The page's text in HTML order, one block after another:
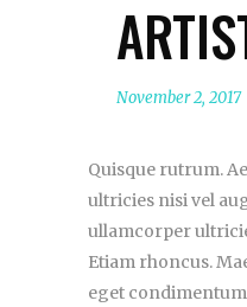
November 2, 2017
Quisque rutrum.
ultricies nisi vel
ullamcorper
Etiam rhoncus.
eget